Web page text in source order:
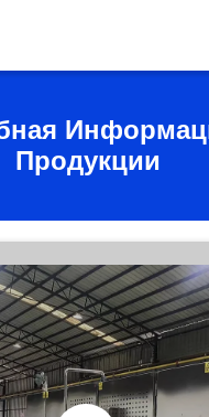
Продукции